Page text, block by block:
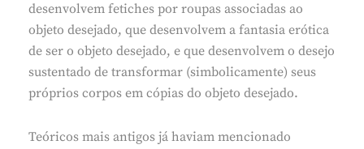
desenvolvem fetiches por roupas associadas ao
objeto desejado, que desenvolvem a fantasia erótica
de ser o objeto desejado, e que desenvolvem o desejo
sustentado de transformar (simbolicamente) seus
próprios corpos em cópias do objeto desejado.
Teóricos mais antigos já haviam mencionado